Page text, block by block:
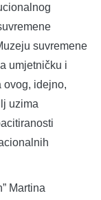
suvremene
umjetničku i
ovog, idejno,
uzima
Martina